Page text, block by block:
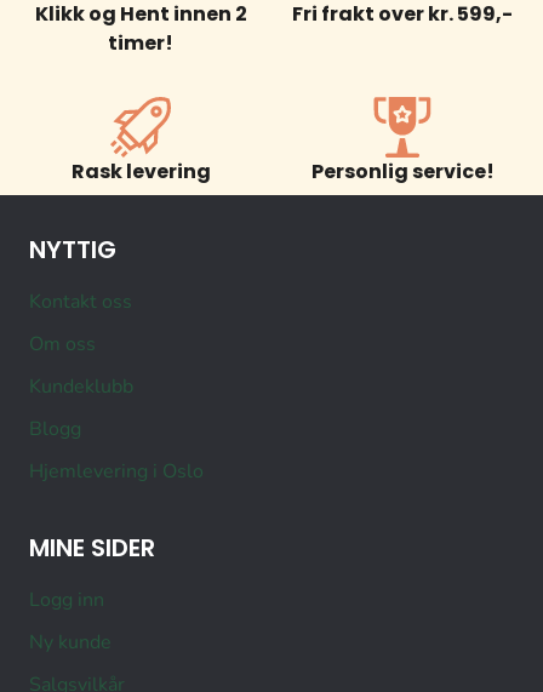
Klikk og Hent innen 2
timer!
Fri frakt over kr. 599,-
Rask levering Personlig service!
NYTTIG
Kontakt oss
Om oss
Kundeklubb
Blogg
Hjemlevering i Oslo
MINE SIDER
Logg inn
Ny kunde
Salgsvilkår